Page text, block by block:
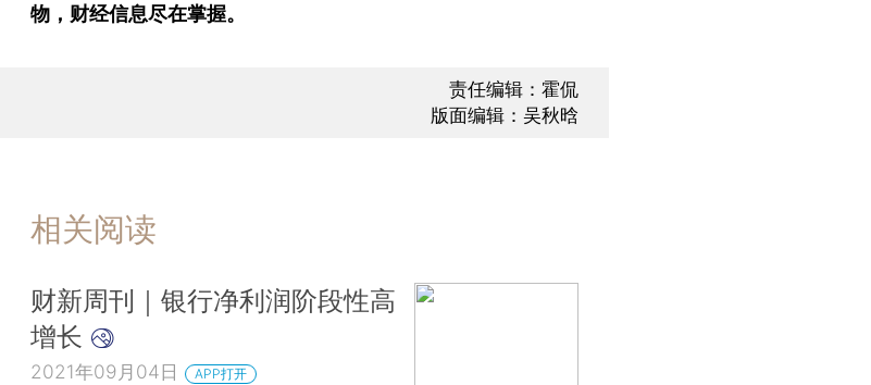
物，财经信息尽在掌握。
责任编辑：霍侃
版面编辑：吴秋晗
相关阅读
财新周刊｜银行净利润阶段性高
增长
2021年09月04日 APP打开